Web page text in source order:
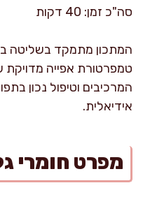
סה"כ זמן: 40 דקות
המתכון מתמקד בשליטה
המרכיבים וטיפול נכון
אידיאלית.
מפרט חומרי